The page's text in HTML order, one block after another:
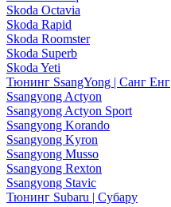
Skoda Octavia
Skoda Rapid
Skoda Roomster
Skoda Superb
Skoda Yeti
Тюнинг SsangYong | Санг Енг
Ssangyong Actyon
Ssangyong Actyon Sport
Ssangyong Korando
Ssangyong Kyron
Ssangyong Musso
Ssangyong Rexton
Ssangyong Stavic
Тюнинг Subaru | Субару